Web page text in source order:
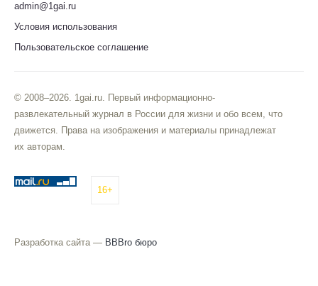
admin@1gai.ru
Условия использования
Пользовательское соглашение
© 2008–2026. 1gai.ru. Первый информационно-
развлекательный журнал в России для жизни и обо всем, что
движется. Права на изображения и материалы принадлежат
их авторам.
16+
Разработка сайта — BBBro бюро